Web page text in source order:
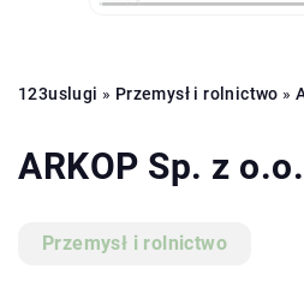
123uslugi » Przemysł i rolnictwo »
ARKOP Sp. z o.o.
Przemysł i rolnictwo